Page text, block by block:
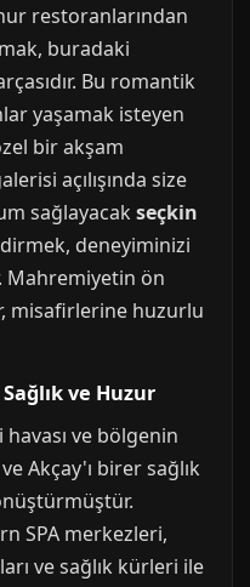
restoranlarından
buradaki
Bu romantik
yaşamak isteyen
bir akşam
açılışında size
sağlayacak seçkin
deneyiminizi
Mahremiyetin ön
misafirlerine huzurlu
ve Huzur
havası ve bölgenin
Akçay'ı birer sağlık
SPA merkezleri,
ve sağlık kürleri ile